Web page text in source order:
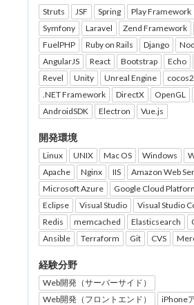
Struts JSF Spring Play Framework
Symfony
Laravel Zend Framework
FuelPHP
Ruby on Rails Django
AngularJS
React Bootstrap Echo
Revel
Unity Unreal Engine
.NET Framework
DirectX OpenGL
AndroidSDK
Electron Vue.js
開発環境
Linux UNIX Mac OS Windows
Apache
Nginx IIS
Amazon Web
Microsoft Azure
Google Cloud
Eclipse
Visual Studio Visual Studio
Redis
memcached Elasticsearch
Ansible
Terraform Git CVS
経験分野
Web開発（サーバーサイド）
Web開発（フロントエンド）
iPhone